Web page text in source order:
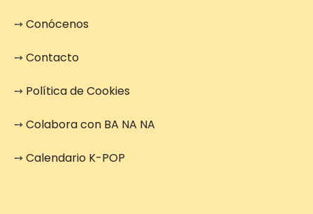
➙Conócenos
➙Contacto
➙ Política de Cookies
➙Colabora con BA NA NA
➙Calendario K-POP